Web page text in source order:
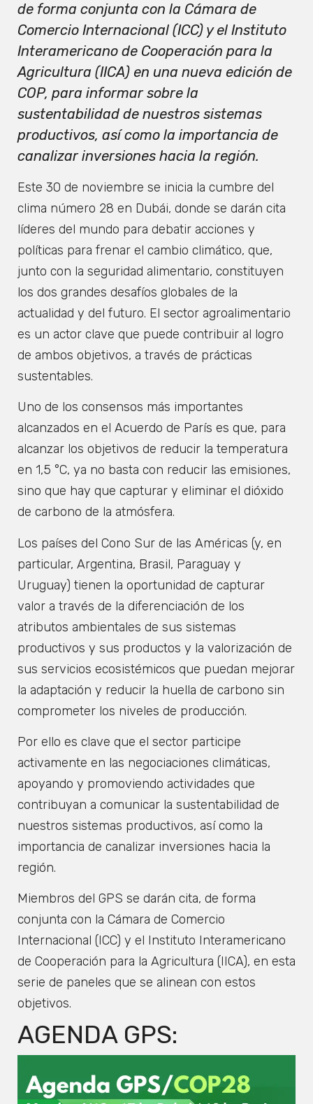
de forma conjunta con la Cámara de
Comercio Internacional (ICC) y el Instituto
Interamericano de Cooperación para la
Agricultura (IICA) en una nueva edición de
COP, para informar sobre la
sustentabilidad de nuestros sistemas
productivos, así como la importancia de
canalizar inversiones hacia la región.
Este 30 de noviembre se inicia la cumbre del
clima número 28 en Dubái, donde se darán cita
líderes del mundo para debatir acciones y
políticas para frenar el cambio climático, que,
junto con la seguridad alimentario, constituyen
los dos grandes desafíos globales de la
actualidad y del futuro. El sector agroalimentario
es un actor clave que puede contribuir al logro
de ambos objetivos, a través de prácticas
sustentables.
Uno de los consensos más importantes
alcanzados en el Acuerdo de París es que, para
alcanzar los objetivos de reducir la temperatura
en 1,5 °C, ya no basta con reducir las emisiones,
sino que hay que capturar y eliminar el dióxido
de carbono de la atmósfera.
Los países del Cono Sur de las Américas (y, en
particular, Argentina, Brasil, Paraguay y
Uruguay) tienen la oportunidad de capturar
valor a través de la diferenciación de los
atributos ambientales de sus sistemas
productivos y sus productos y la valorización de
sus servicios ecosistémicos que puedan mejorar
la adaptación y reducir la huella de carbono sin
comprometer los niveles de producción.
Por ello es clave que el sector participe
activamente en las negociaciones climáticas,
apoyando y promoviendo actividades que
contribuyan a comunicar la sustentabilidad de
nuestros sistemas productivos, así como la
importancia de canalizar inversiones hacia la
región.
Miembros del GPS se darán cita, de forma
conjunta con la Cámara de Comercio
Internacional (ICC) y el Instituto Interamericano
de Cooperación para la Agricultura (IICA), en esta
serie de paneles que se alinean con estos
objetivos.
AGENDA GPS: